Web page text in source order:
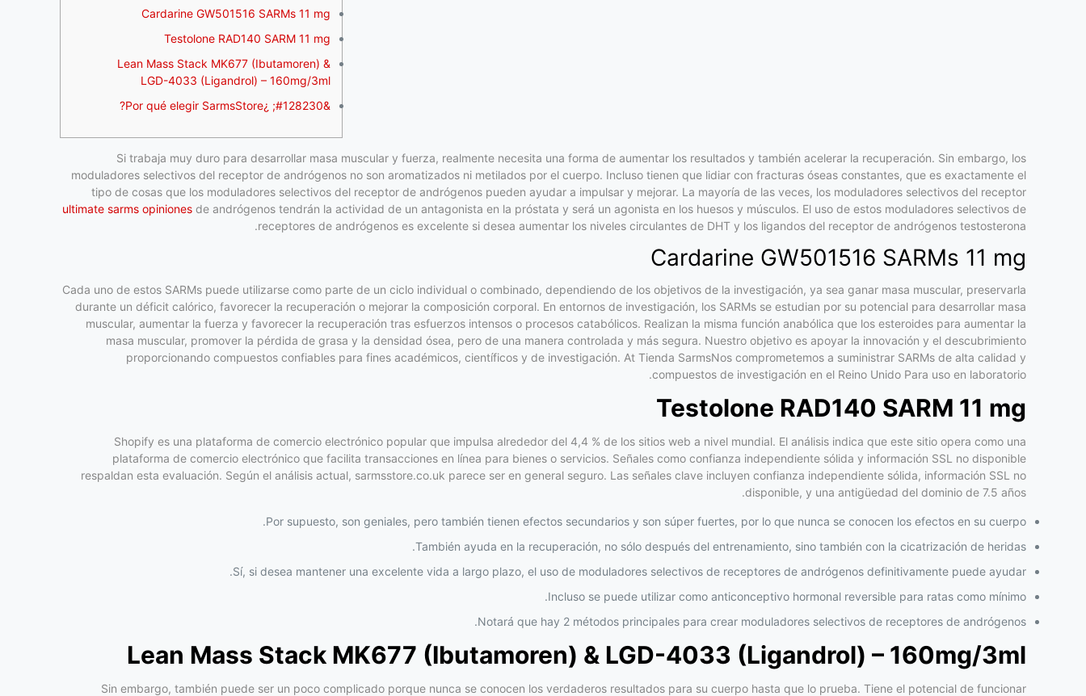
Cardarine GW501516 SARMs 11 mg
Testolone RAD140 SARM 11 mg
Lean Mass Stack MK677 (Ibutamoren) &
LGD-4033 (Ligandrol) – 160mg/3ml
&#128230; ¿Por qué elegir SarmsStore?
Si trabaja muy duro para desarrollar masa muscular y fuerza, realmente necesita una forma de aumentar los resultados y también acelerar la recuperación. Sin embargo, los
moduladores selectivos del receptor de andrógenos no son aromatizados ni metilados por el cuerpo. Incluso tienen que lidiar con fracturas óseas constantes, que es exactamente el
tipo de cosas que los moduladores selectivos del receptor de andrógenos pueden ayudar a impulsar y mejorar. La mayoría de las veces, los moduladores selectivos del receptor
ultimate sarms opinionesde andrógenos tendrán la actividad de un antagonista en la próstata y será un agonista en los huesos y músculos. El uso de estos moduladores selectivos de
receptores de andrógenos es excelente si desea aumentar los niveles circulantes de DHT y los ligandos del receptor de andrógenos testosterona.
Cardarine GW501516 SARMs 11 mg
Cada uno de estos SARMs puede utilizarse como parte de un ciclo individual o combinado, dependiendo de los objetivos de la investigación, ya sea ganar masa muscular, preservarla
durante un déficit calórico, favorecer la recuperación o mejorar la composición corporal. En entornos de investigación, los SARMs se estudian por su potencial para desarrollar masa
muscular, aumentar la fuerza y favorecer la recuperación tras esfuerzos intensos o procesos catabólicos. Realizan la misma función anabólica que los esteroides para aumentar la
masa muscular, promover la pérdida de grasa y la densidad ósea, pero de una manera controlada y más segura. Nuestro objetivo es apoyar la innovación y el descubrimiento
proporcionando compuestos confiables para fines académicos, científicos y de investigación. At Tienda SarmsNos comprometemos a suministrar SARMs de alta calidad y
compuestos de investigación en el Reino Unido Para uso en laboratorio.
Testolone RAD140 SARM 11 mg
Shopify es una plataforma de comercio electrónico popular que impulsa alrededor del 4,4 % de los sitios web a nivel mundial. El análisis indica que este sitio opera como una
plataforma de comercio electrónico que facilita transacciones en línea para bienes o servicios. Señales como confianza independiente sólida y información SSL no disponible
respaldan esta evaluación. Según el análisis actual, sarmsstore.co.uk parece ser en general seguro. Las señales clave incluyen confianza independiente sólida, información SSL no
disponible, y una antigüedad del dominio de 7.5 años.
Por supuesto, son geniales, pero también tienen efectos secundarios y son súper fuertes, por lo que nunca se conocen los efectos en su cuerpo.
También ayuda en la recuperación, no sólo después del entrenamiento, sino también con la cicatrización de heridas.
Sí, si desea mantener una excelente vida a largo plazo, el uso de moduladores selectivos de receptores de andrógenos definitivamente puede ayudar.
Incluso se puede utilizar como anticonceptivo hormonal reversible para ratas como mínimo.
Notará que hay 2 métodos principales para crear moduladores selectivos de receptores de andrógenos.
Lean Mass Stack MK677 (Ibutamoren) & LGD-4033 (Ligandrol) – 160mg/3ml
Sin embargo, también puede ser un poco complicado porque nunca se conocen los verdaderos resultados para su cuerpo hasta que lo prueba. Tiene el potencial de funcionar